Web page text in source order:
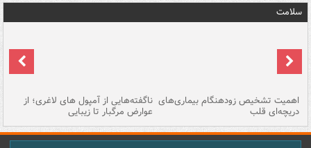
سلامت
اهمیت تشخیص زودهنگام بیماری‌های
دریچه‌ای قلب
ناگفته‌هایی از آمپول های لاغری؛ از
عوارض مرگبار تا زیبایی